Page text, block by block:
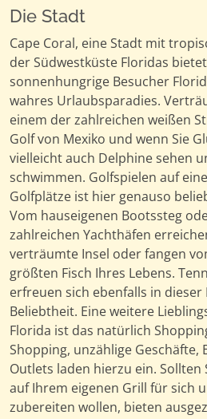
Die Stadt
Cape Coral, eine Stadt mit
der Südwestküste Floridas
sonnenhungrige Besucher
wahres Urlaubsparadies.
einem der zahlreichen weißen
Golf von Mexiko und wenn Sie
vielleicht auch Delphine sehen
schwimmen. Golfspielen auf
Golfplätze ist hier genauso
Vom hauseigenen Bootssteg
zahlreichen Yachthäfen
verträumte Insel oder fangen
größten Fisch Ihres Lebens.
erfreuen sich ebenfalls in
Beliebtheit. Eine weitere
Florida ist das natürlich
Shopping, unzählige Geschäfte,
Outlets laden hierzu ein. Sollten
auf Ihrem eigenen Grill für sich
zubereiten wollen, bieten